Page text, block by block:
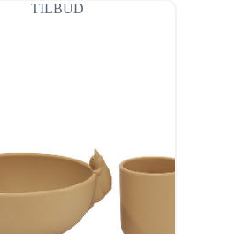
TILBUD